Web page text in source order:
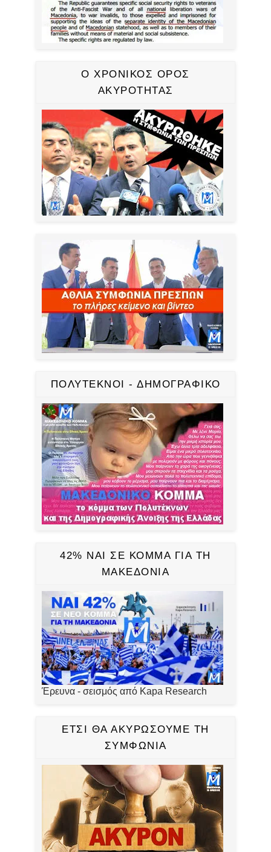
Ο ΧΡΟΝΙΚΟΣ ΟΡΟΣ
ΑΚΥΡΟΤΗΤΑΣ
ΠΟΛΥΤΕΚΝΟΙ - ΔΗΜΟΓΡΑΦΙΚΟ
42% ΝΑΙ ΣΕ ΚΟΜΜΑ ΓΙΑ ΤΗ
ΜΑΚΕΔΟΝΙΑ
Έρευνα - σεισμός από Kapa Research
ΕΤΣΙ ΘΑ ΑΚΥΡΩΣΟΥΜΕ ΤΗ
ΣΥΜΦΩΝΙΑ